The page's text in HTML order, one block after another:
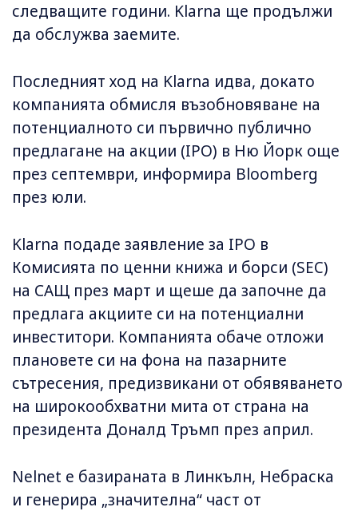
следващите години. Klarna ще продължи
да обслужва заемите.
Последният ход на Klarna идва, докато
компанията обмисля възобновяване на
потенциалното си първично публично
предлагане на акции (IPO) в Ню Йорк още
през септември, информира Bloomberg
през юли.
Klarna подаде заявление за IPO в
Комисията по ценни книжа и борси (SEC)
на САЩ през март и щеше да започне да
предлага акциите си на потенциални
инвеститори. Компанията обаче отложи
плановете си на фона на пазарните
сътресения, предизвикани от обявяването
на широкообхватни мита от страна на
президента Доналд Тръмп през април.
Nelnet е базираната в Линкълн, Небраска
и генерира „значителна“ част от